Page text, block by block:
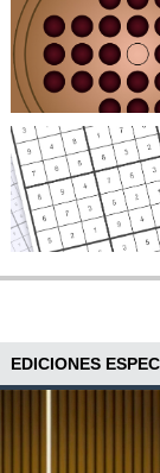
EDICIONES